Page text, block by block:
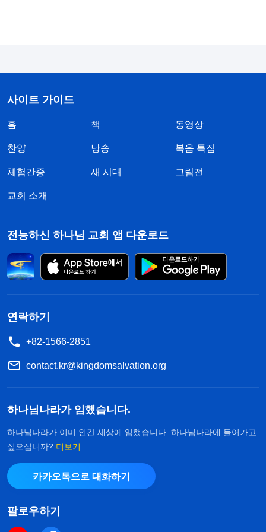
랐고, 하나님 말씀을 읽어도 깨우침과 빛 비춤을 얻
지 못했으며 수시로 졸렸습니다. 영 안이 극도로 어
두워져서
역사를 느낄 수도 없었고요. 얼마 후
낙담했습니다. ‘이렇게 오래 노력했는데 여전히 제자
똑같이 하나님을 믿는데 누구는 책임자나 팀장이 돼
서 남들의 우러름을 받고 나는 아무리 노력해도 발탁
되질 않네. 이건 내가 하나님을 믿는 데 실패했다는
의미 아닐까?’ 몹시 소극적으로 변한 저는 무슨 일을
하든 힘이 나지 않았습니다.
나중에 이런 생각이 들었습니다. ‘나는 왜 이렇게
소극적으로 변한 걸까? 나는 왜 언제나 지위를 위해
은 것도 지위를 위해서였던 걸까? 나는 왜 이렇게 가
어졌다고 왜 이 모양이 된 걸까?’ 이런 생각을 하자
하나님께 기도드렸습니다. “하나님, 제가 하나님을
며 피조물로서의 본분을 이행하고자 함입니다. 하지
사이트 가이드
홈 책 동영상
찬양 낭송 복음 특집
체험간증 새 시대 그림전
교회 소개
전능하신 하나님 교회 앱 다운로드
연락하기
+82-1566-2851
contact.kr@kingdomsalvation.org
하나님나라가 임했습니다.
하나님나라가 이미 인간 세상에 임했습니다. 하나님나라에 들어가고
싶으십니까? 더보기
카카오톡으로 대화하기
팔로우하기